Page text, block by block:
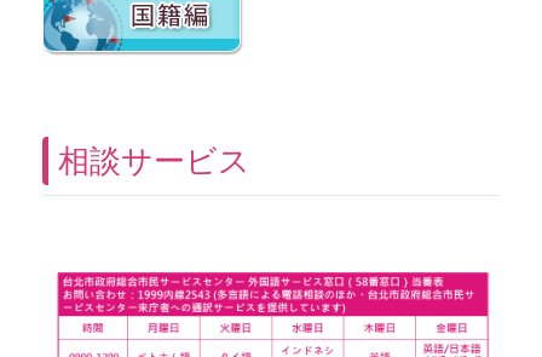
相談サービス